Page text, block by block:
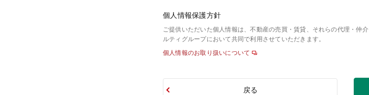
個人情報保護方針
ご提供いただいた個人情報は、不動産の売買・賃貸、それらの代理・仲
ルティグループにおいて共同で利用させていただきます。
個人情報のお取り扱いについて
戻る